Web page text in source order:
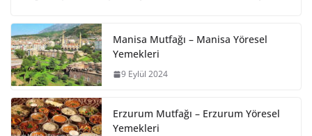
Manisa Mutfağı – Manisa Yöresel
Yemekleri
9 Eylül 2024
Erzurum Mutfağı – Erzurum Yöresel
Yemekleri